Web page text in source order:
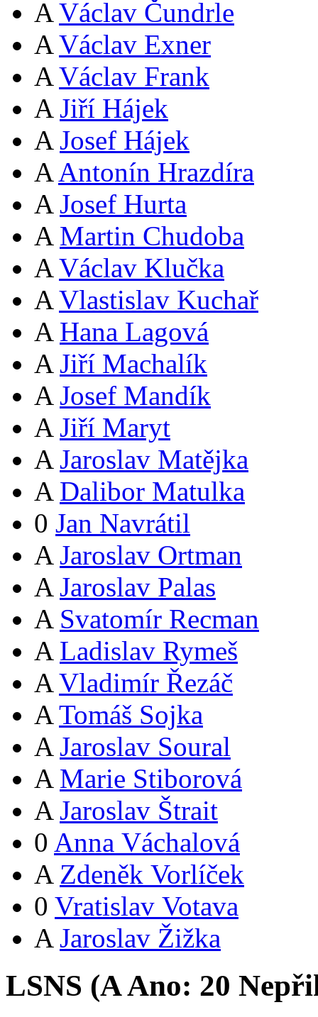
A Václav Čundrle
A Václav Exner
A Václav Frank
A Jiří Hájek
A Josef Hájek
A Antonín Hrazdíra
A Josef Hurta
A Martin Chudoba
A Václav Klučka
A Vlastislav Kuchař
A Hana Lagová
A Jiří Machalík
A Josef Mandík
A Jiří Maryt
A Jaroslav Matějka
A Dalibor Matulka
0 Jan Navrátil
A Jaroslav Ortman
A Jaroslav Palas
A Svatomír Recman
A Ladislav Rymeš
A Vladimír Řezáč
A Tomáš Sojka
A Jaroslav Soural
A Marie Stiborová
A Jaroslav Štrait
0 Anna Váchalová
A Zdeněk Vorlíček
0 Vratislav Votava
A Jaroslav Žižka
LSNS (AAno: 20